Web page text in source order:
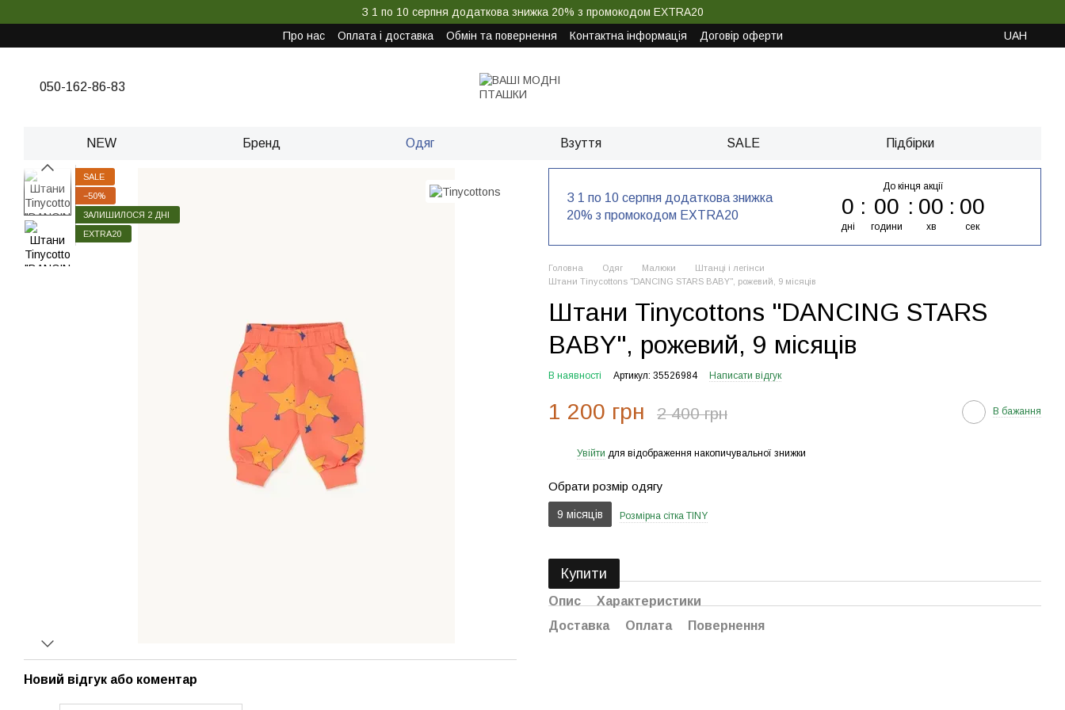
З 1 по 10 серпня додаткова знижка 20% з промокодом EXTRA20
Про нас
Оплата і доставка Обмін та повернення Контактна інформація Договір оферти UAH
050-162-86-83
NEW Бренд Одяг Взуття SALE Підбірки
SALE
−50%
ЗАЛИШИЛОСЯ 2 ДНІ
EXTRA20
Новий відгук або коментар
З 1 по 10 серпня додаткова знижка
20% з промокодом EXTRA20
До кінця акції
0
дні
00
години
00
хв
00
сек
Головна Одяг Малюки
Штанці і легінси
Штани Tinycottons "DANCING STARS BABY", рожевий, 9 місяців
Штани Tinycottons "DANCING STARS
BABY", рожевий, 9 місяців
В наявності Артикул: 35526984 Написати відгук
1 200 грн 2 400 грн В бажання
Увійти для відображення накопичувальної знижки
Обрати розмір одягу
9 місяців Розмірна сітка TINY
Купити
Опис
Характеристики
Доставка
Оплата Повернення